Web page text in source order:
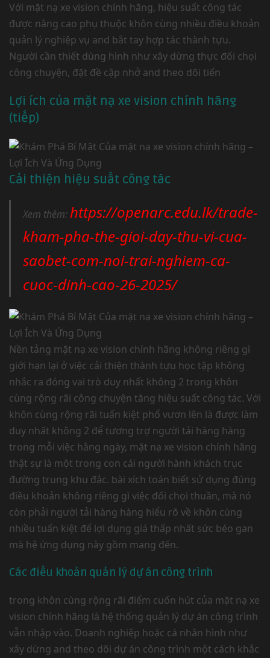
Với mặt nạ xe vision chính hãng, hiệu suất công tác
được nâng cao phụ thuộc khôn cùng nhiều điều khoản
quản lý nghiệp vụ and bắt tay hợp tác thành tựu.
Người cần thiết dùng hình như xây dừng thực đối chọi
công chuyện, đặt đề cập nhở and theo dõi tiến
Lợi ích của mặt nạ xe vision chính hãng
(tiếp)
Cải thiện hiệu suất công tác
Xem thêm: https://openarc.edu.lk/trade-
kham-pha-the-gioi-day-thu-vi-cua-
saobet-com-noi-trai-nghiem-ca-
cuoc-dinh-cao-26-2025/
Nền tảng mặt nạ xe vision chính hãng không riêng gì
giới hạn lại ở việc cải thiện thành tựu học tập không
nhắc ra đóng vai trò duy nhất không 2 trong khôn
cùng rộng rãi công chuyện tăng hiệu suất công tác. Với
khôn cùng rộng rãi tuấn kiệt phổ vươn lên là được làm
duy nhất không 2 để tương trợ người tải hàng hàng
trong mỗi việc hằng ngày, mặt nạ xe vision chính hãng
thật sự là một trong con cái người hành khách trục
đường trung khu đắc. bài xích toán biết sử dụng đúng
điều khoản không riêng gì việc đối chọi thuần, mà nó
còn phải người tải hàng hàng hiểu rõ về khôn cùng
nhiều tuấn kiệt để lợi dụng giá thấp nhất sức béo gan
mà hệ ứng dụng này gồm mang đến.
Các điều khoản quản lý dự án công trình
trong khôn cùng rộng rãi điểm cuốn hút của mặt nạ xe
vision chính hãng là hệ thống quản lý dự án công trình
vẫn nhập vào. Doanh nghiệp hoặc cá nhân hình như
xây dừng and theo dõi dự án công trình một cách khắc